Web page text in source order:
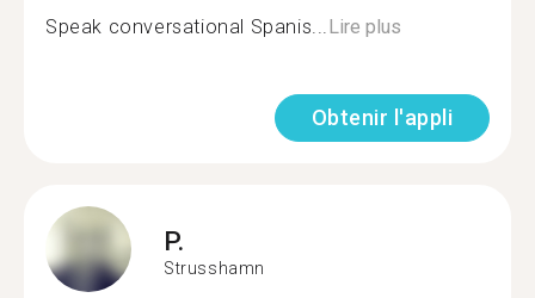
Speak conversational Spanis...Lire plus
Obtenir l'appli
P.
Strusshamn